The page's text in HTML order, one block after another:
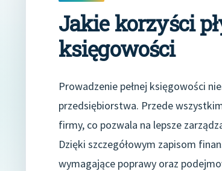
Jakie korzyści
księgowości
Prowadzenie pełnej księgowości
przedsiębiorstwa. Przede
firmy, co pozwala na lepsze
Dzięki szczegółowym zapisom
wymagające poprawy oraz